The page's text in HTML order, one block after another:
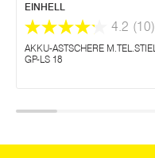
EINHELL
4.2 (10)
AKKU-ASTSCHERE M.TEL.STIEL
GP-LS 18